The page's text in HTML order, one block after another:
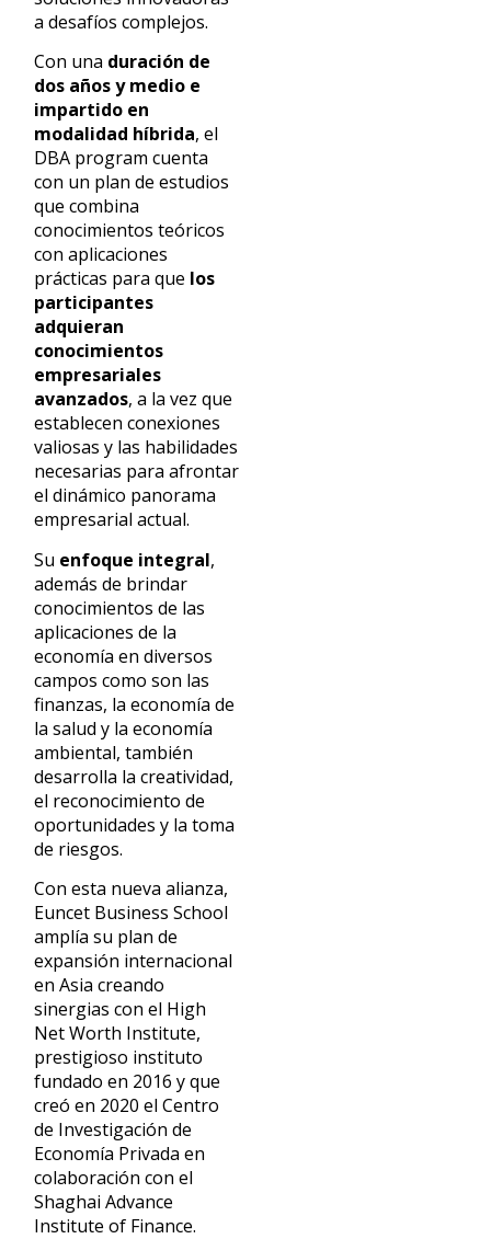
a desafíos complejos.
Con una duración de
dos años y medio e
impartido en
modalidad híbrida, el
DBA program cuenta
con un plan de estudios
que combina
conocimientos teóricos
con aplicaciones
prácticas para que los
participantes
adquieran
conocimientos
empresariales
avanzados, a la vez que
establecen conexiones
valiosas y las habilidades
necesarias para afrontar
el dinámico panorama
empresarial actual.
Su enfoque integral,
además de brindar
conocimientos de las
aplicaciones de la
economía en diversos
campos como son las
finanzas, la economía de
la salud y la economía
ambiental, también
desarrolla la creatividad,
el reconocimiento de
oportunidades y la toma
de riesgos.
Con esta nueva alianza,
Euncet Business School
amplía su plan de
expansión internacional
en Asia creando
sinergias con el High
Net Worth Institute,
prestigioso instituto
fundado en 2016 y que
creó en 2020 el Centro
de Investigación de
Economía Privada en
colaboración con el
Shaghai Advance
Institute of Finance.